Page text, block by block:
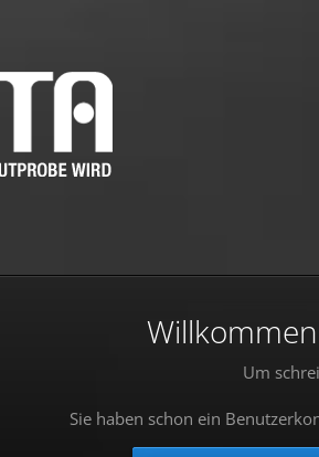
Um
Sie haben schon ein